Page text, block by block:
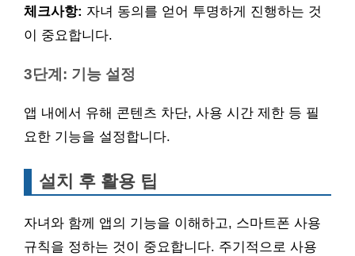
체크사항: 자녀 동의를 얻어 투명하게 진행하는 것
이 중요합니다.
3단계: 기능 설정
앱 내에서 유해 콘텐츠 차단, 사용 시간 제한 등 필
요한 기능을 설정합니다.
설치 후 활용 팁
자녀와 함께 앱의 기능을 이해하고, 스마트폰 사용
규칙을 정하는 것이 중요합니다. 주기적으로 사용